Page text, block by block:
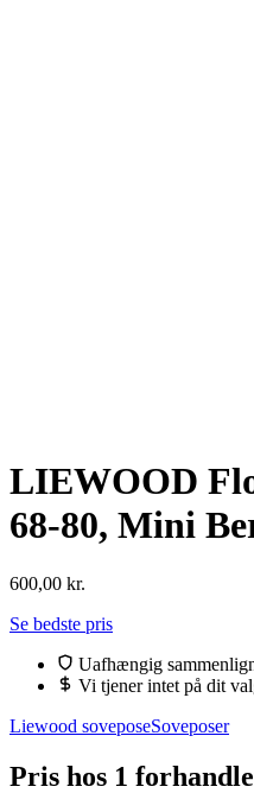
LIEWOOD
68-80, Mini
600,00 kr.
Se bedste pris
Uafhængig
Vi tjener intet på dit
Liewood soveposeSoveposer
Pris hos 1